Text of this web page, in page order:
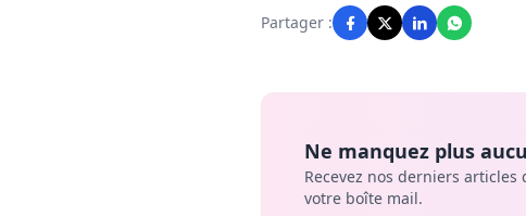
Partager :
Ne manquez plus
Recevez nos derniers
votre boîte mail.